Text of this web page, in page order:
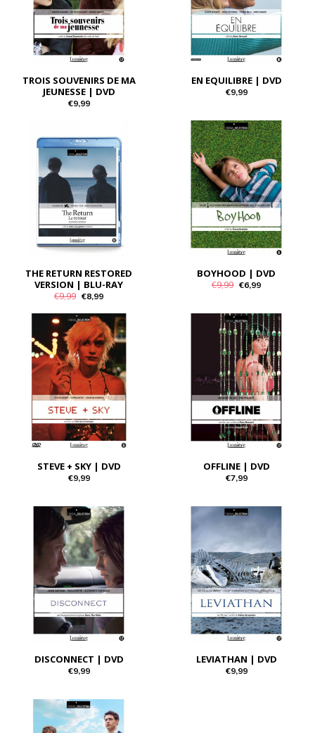
TROIS SOUVENIRS DE MA
JEUNESSE | DVD
€9,99
EN EQUILIBRE | DVD
€9,99
THE RETURN RESTORED
VERSION | BLU-RAY
€9,99 €8,99
BOYHOOD | DVD
€9,99 €6,99
STEVE + SKY | DVD
€9,99
OFFLINE | DVD
€7,99
DISCONNECT | DVD
€9,99
LEVIATHAN | DVD
€9,99